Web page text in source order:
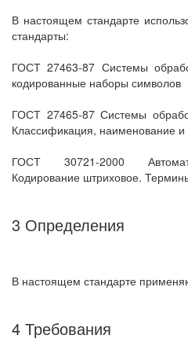
В настоящем стандарте
стандарты:
ГОСТ 27463-87 Системы
кодированные наборы символов
ГОСТ 27465-87 Системы
Классификация, наименование и
ГОСТ 30721-2000
Кодирование штриховое.
3 Определения
В настоящем стандарте
4 Требования